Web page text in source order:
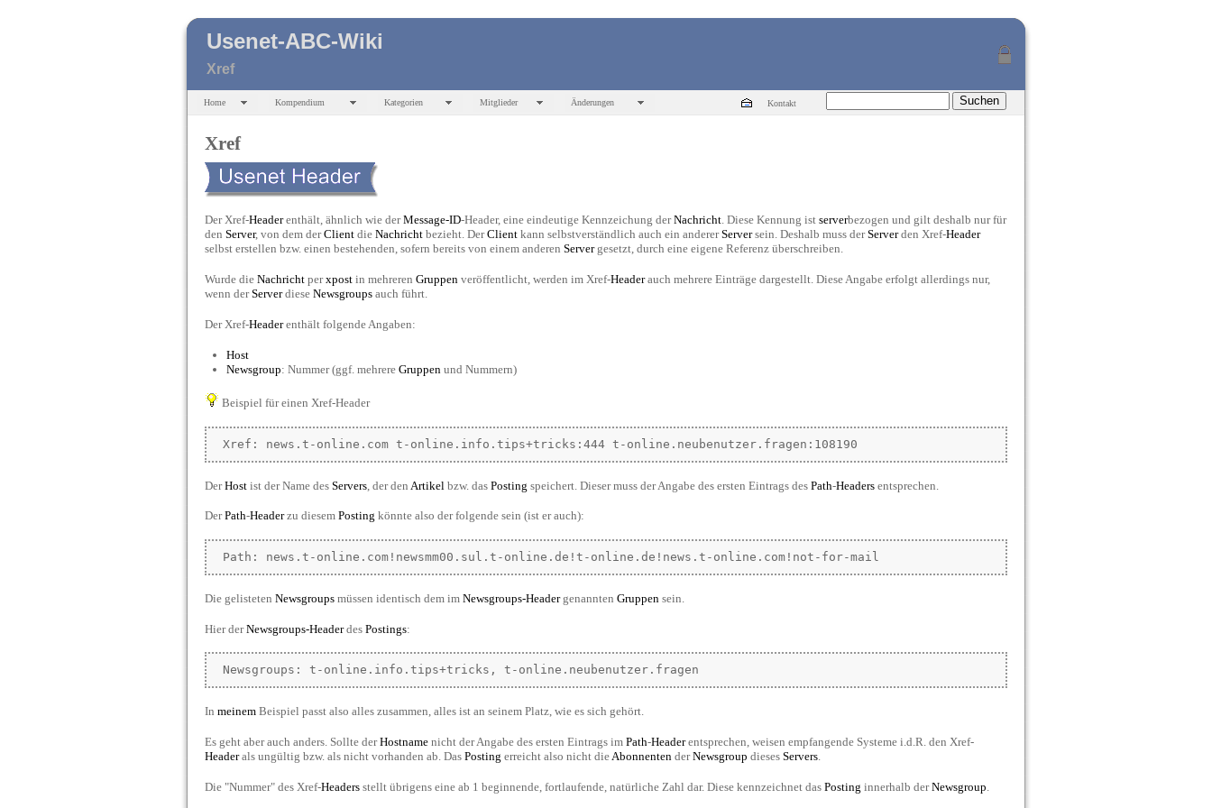
Usenet-ABC-Wiki
Xref
Home Kompendium Kategorien Mitglieder Änderungen Kontakt
Xref
Der Xref-Headerenthält, ähnlich wie derMessage-ID-Header, eine eindeutige Kennzeichung derNachricht. Diese Kennung ist serverbezogen und gilt deshalb nur für
den Server, von dem derClient die Nachricht bezieht. DerClient kann selbstverständlich auch ein andererServersein. Deshalb muss derServerden Xref-Header
selbst erstellen bzw. einen bestehenden, sofern bereits von einem anderen Servergesetzt, durch eine eigene Referenz überschreiben.
Wurde die Nachricht perxpost in mehreren Gruppen veröffentlicht, werden im Xref-Headerauch mehrere Einträge dargestellt. Diese Angabe erfolgt allerdings nur,
wenn derServerdiese Newsgroups auch führt.
Der Xref-Headerenthält folgende Angaben:
Host
Newsgroup: Nummer (ggf. mehrere Gruppen und Nummern)
Beispiel für einen Xref-Header
Xref: news.t-online.com t-online.info.tips+tricks:444 t-online.neubenutzer.fragen:108190
DerHost ist der Name des Servers , der den Artikel bzw. das Posting speichert. Dieser muss der Angabe des ersten Eintrags des Path-Headers entsprechen.
DerPath-Headerzu diesem Posting könnte also der folgende sein (ist er auch):
Path: news.t-online.com!newsmm00.sul.t-online.de!t-online.de!news.t-online.com!not-for-mail
Die gelisteten Newsgroups müssen identisch dem im Newsgroups-Headergenannten Gruppen sein.
Hier derNewsgroups-Headerdes Postings:
Newsgroups: t-online.info.tips+tricks, t-online.neubenutzer.fragen
In meinem Beispiel passt also alles zusammen, alles ist an seinem Platz, wie es sich gehört.
Es geht aber auch anders. Sollte derHostname nicht der Angabe des ersten Eintrags im Path-Headerentsprechen, weisen empfangende Systeme i.d.R. den Xref-
Headerals ungültig bzw. als nicht vorhanden ab. Das Posting erreicht also nicht die Abonnenten derNewsgroup dieses Servers
Die "Nummer" des Xref-Headers stellt übrigens eine ab 1 beginnende, fortlaufende, natürliche Zahl dar. Diese kennzeichnet das Posting innerhalb derNewsgroup